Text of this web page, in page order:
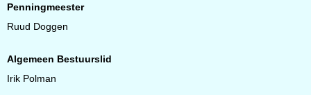
Penningmeester
Ruud Doggen
Algemeen Bestuurslid
Irik Polman